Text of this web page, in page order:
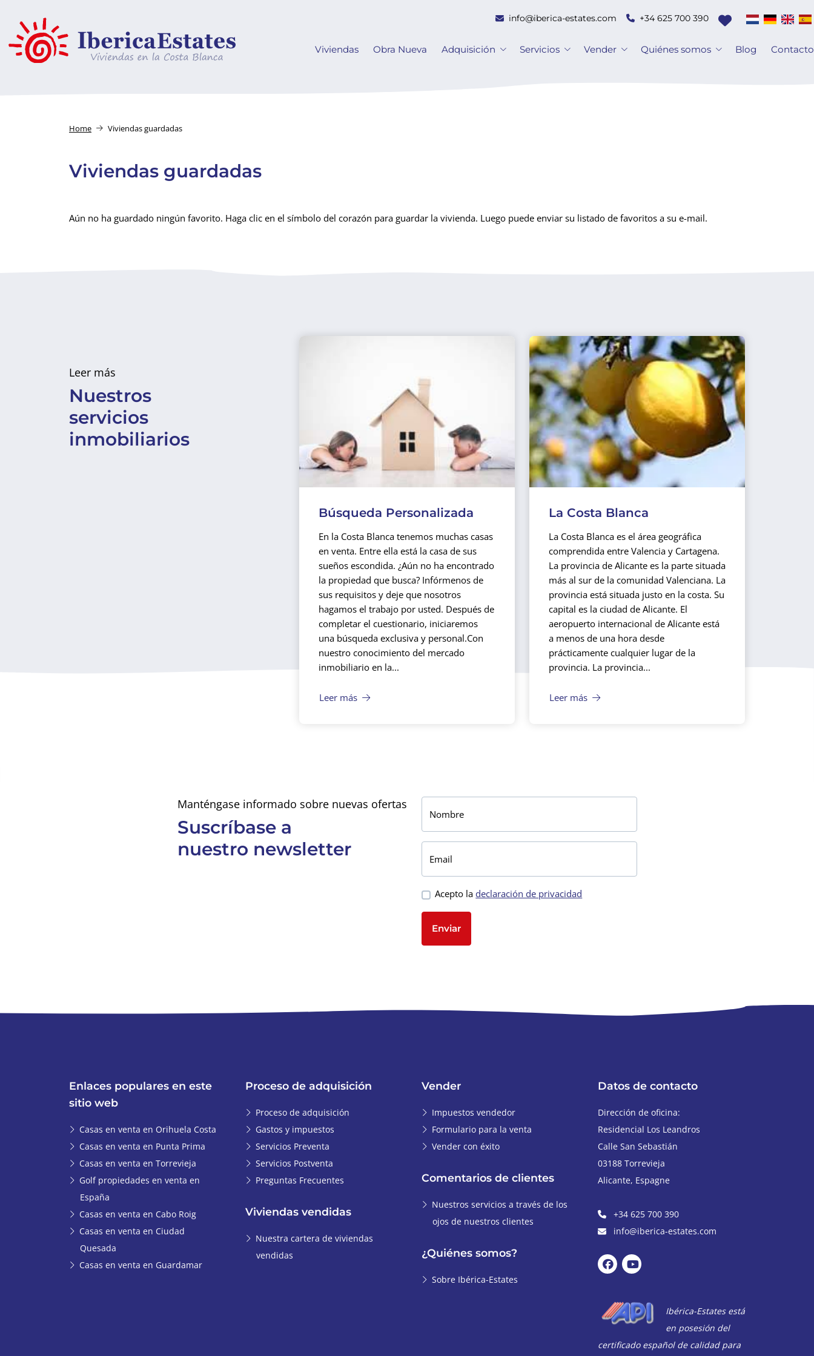
info@iberica-estates.com +34 625 700 390
Viviendas Obra Nueva Adquisición Servicios Vender Quiénes somos Blog Contacto
Home Viviendas guardadas
Viviendas guardadas
Aún no ha guardado ningún favorito. Haga clic en el símbolo del corazón para guardar la vivienda. Luego puede enviar su listado de favoritos a su e-mail.
Leer más
Nuestros
servicios
inmobiliarios
Búsqueda Personalizada
En la Costa Blanca tenemos muchas casas
en venta. Entre ella está la casa de sus
sueños escondida. ¿Aún no ha encontrado
la propiedad que busca? Infórmenos de
sus requisitos y deje que nosotros
hagamos el trabajo por usted. Después de
completar el cuestionario, iniciaremos
una búsqueda exclusiva y personal.Con
nuestro conocimiento del mercado
inmobiliario en la...
Leer más
La Costa Blanca
La Costa Blanca es el área geográfica
comprendida entre Valencia y Cartagena.
La provincia de Alicante es la parte situada
más al sur de la comunidad Valenciana. La
provincia está situada justo en la costa. Su
capital es la ciudad de Alicante. El
aeropuerto internacional de Alicante está
a menos de una hora desde
prácticamente cualquier lugar de la
provincia. La provincia...
Leer más
Manténgase informado sobre nuevas ofertas
Suscríbase a
nuestro newsletter
Nombre
Email
Acepto ladeclaración de privacidad
Enviar
Enlaces populares en este
sitio web
Casas en venta en Orihuela Costa
Casas en venta en Punta Prima
Casas en venta en Torrevieja
Golf propiedades en venta en
España
Casas en venta en Cabo Roig
Casas en venta en Ciudad
Quesada
Casas en venta en Guardamar
Proceso de adquisición
Proceso de adquisición
Gastos y impuestos
Servicios Preventa
Servicios Postventa
Preguntas Frecuentes
Viviendas vendidas
Nuestra cartera de viviendas
vendidas
Vender
Impuestos vendedor
Formulario para la venta
Vender con éxito
Comentarios de clientes
Nuestros servicios a través de los
ojos de nuestros clientes
¿Quiénes somos?
Sobre Ibérica-Estates
Datos de contacto
Dirección de oficina:
Residencial Los Leandros
Calle San Sebastián
03188 Torrevieja
Alicante, Espagne
+34 625 700 390
info@iberica-estates.com
Ibérica-Estates está
en posesión del
certificado español de calidad para